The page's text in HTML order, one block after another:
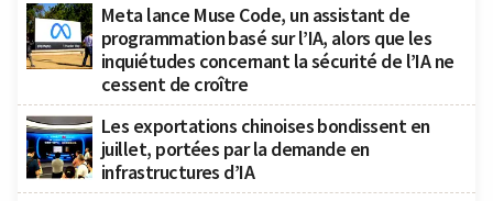
Meta lance Muse Code, un assistant de
programmation basé sur l’IA, alors que les
inquiétudes concernant la sécurité de l’IA ne
cessent de croître
Les exportations chinoises bondissent en
juillet, portées par la demande en
infrastructures d’IA